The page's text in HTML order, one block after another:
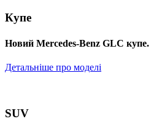
Купе
Новий Mercedes-Benz GLС купе.
Детальніше про моделі
SUV